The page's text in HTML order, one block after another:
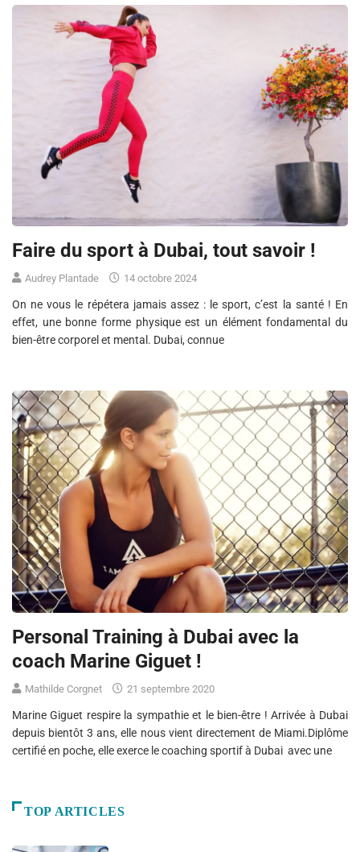
Faire du sport à Dubai, tout savoir !
Audrey Plantade 14 octobre 2024
On ne vous le répétera jamais assez : le sport, c’est la santé ! En
effet, une bonne forme physique est un élément fondamental du
bien-être corporel et mental. Dubai, connue
Personal Training à Dubai avec la
coach Marine Giguet !
Mathilde Corgnet 21 septembre 2020
Marine Giguet respire la sympathie et le bien-être ! Arrivée à Dubai
depuis bientôt 3 ans, elle nous vient directement de Miami.Diplôme
certifié en poche, elle exerce le coaching sportif à Dubai avec une
TOP ARTICLES